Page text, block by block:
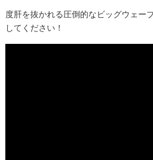
度肝を抜かれる圧倒的なビッグウェー
してください！